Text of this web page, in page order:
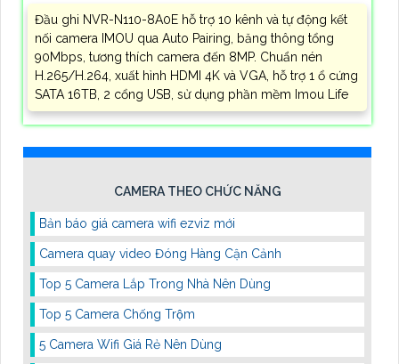
Đầu ghi NVR-N110-8A0E hỗ trợ 10 kênh và tự động kết
nối camera IMOU qua Auto Pairing, băng thông tổng
90Mbps, tương thích camera đến 8MP. Chuẩn nén
H.265/H.264, xuất hình HDMI 4K và VGA, hỗ trợ 1 ổ cứng
SATA 16TB, 2 cổng USB, sử dụng phần mềm Imou Life
CAMERA THEO CHỨC NĂNG
Bản báo giá camera wifi ezviz mới
Camera quay video Đóng Hàng Cận Cảnh
Top 5 Camera Lắp Trong Nhà Nên Dùng
Top 5 Camera Chống Trộm
5 Camera Wifi Giá Rẻ Nên Dùng